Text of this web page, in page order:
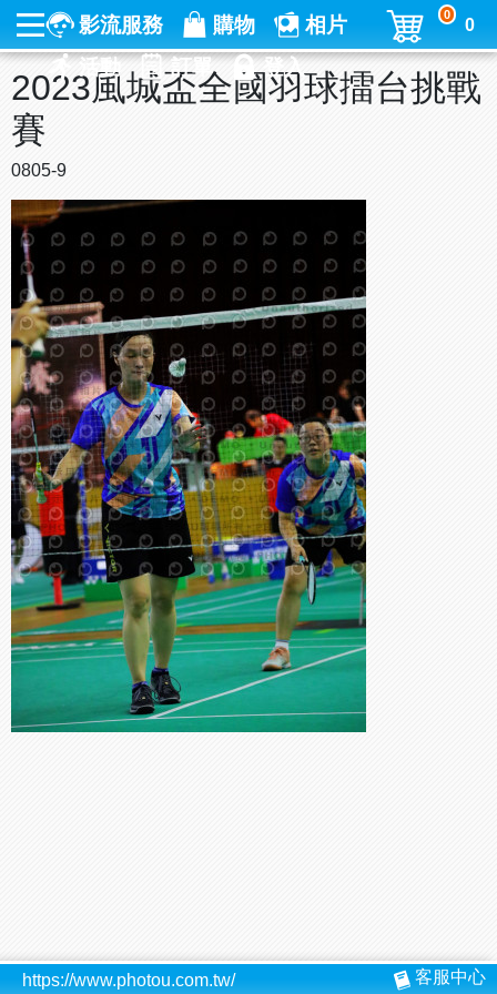
影流服務 購物
相片
活動
訂單 登入
0
0
2023風城盃全國羽球擂台挑戰
賽
0805-9
https://www.photou.com.tw/ 客服中心